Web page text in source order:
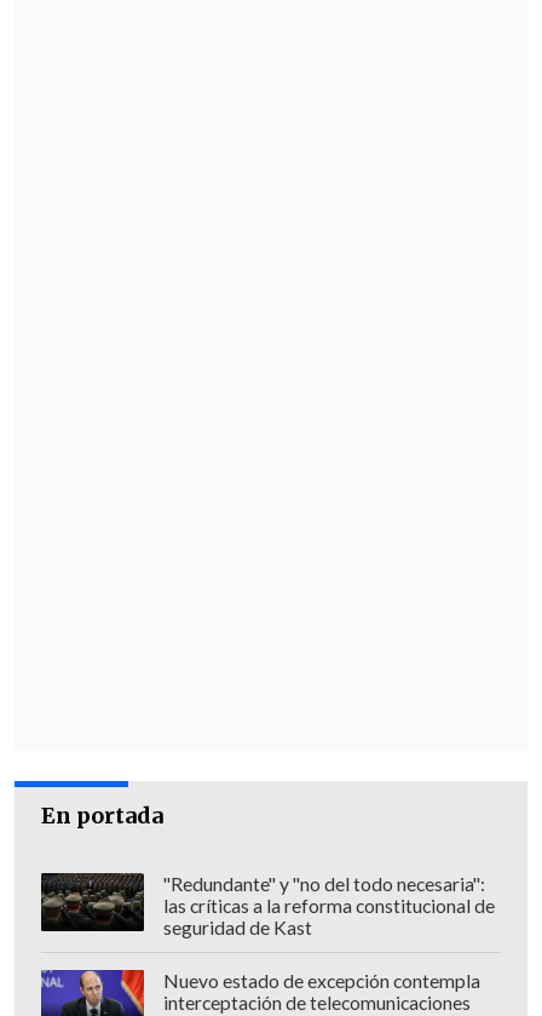
En portada
"Redundante" y "no del todo necesaria":
las críticas a la reforma constitucional de
seguridad de Kast
Nuevo estado de excepción contempla
interceptación de telecomunicaciones